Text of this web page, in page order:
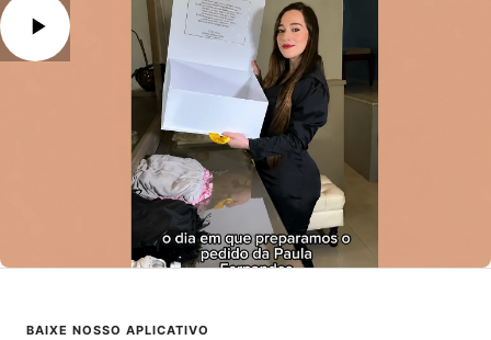
BAIXE NOSSO APLICATIVO